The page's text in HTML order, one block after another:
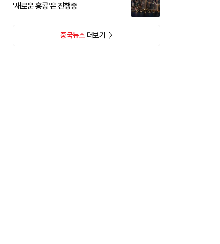
'새로운 홍콩'은 진행중
중국뉴스더보기